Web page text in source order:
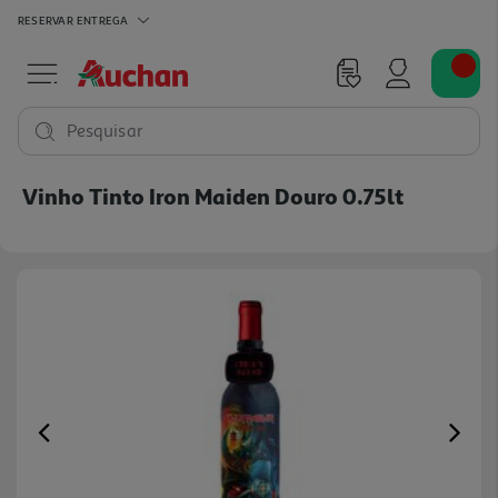
RESERVAR ENTREGA
Pesquisar
Vinho Tinto Iron Maiden Douro 0.75lt
Previous